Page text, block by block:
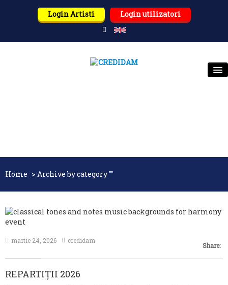
Login Artisti Login utilizatori
ULTIMELE ȘTIRI
CONTACT
Home > Archive by category ""
martie 24, 2026 credidam
Share:
REPARTIȚII 2026